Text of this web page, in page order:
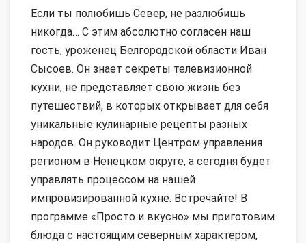
Если ты полюбишь Север, не разлюбишь
никогда… С этим абсолютно согласен наш
гость, уроженец Белгородской области Иван
Сысоев. Он знает секреты телевизионной
кухни, не представляет свою жизнь без
путешествий, в которых открывает для себя
уникальные кулинарные рецепты разных
народов. Он руководит Центром управления
регионом в Ненецком округе, а сегодня будет
управлять процессом на нашей
импровизированной кухне. Встречайте! В
программе «Просто и вкусно» мы приготовим
блюда с настоящим северным характером,